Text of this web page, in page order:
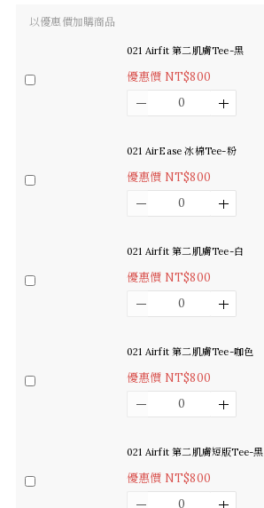
以優惠價加購商品
021 Airfit 第二肌膚Tee-黑
優惠價 NT$800
021 AirEase 冰棉Tee-粉
優惠價 NT$800
021 Airfit 第二肌膚Tee-白
優惠價 NT$800
021 Airfit 第二肌膚Tee-咖色
優惠價 NT$800
021 Airfit 第二肌膚短版Tee-黑
優惠價 NT$800